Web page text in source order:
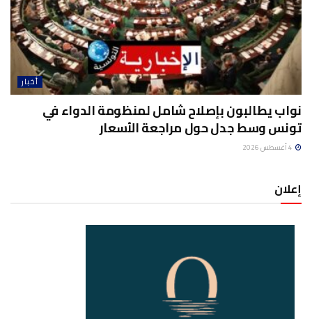
أخبار
نواب يطالبون بإصلاح شامل لمنظومة الدواء في
تونس وسط جدل حول مراجعة الأسعار
إعلان